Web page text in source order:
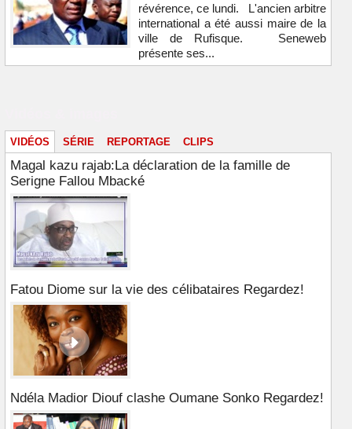
révérence, ce lundi. L'ancien arbitre
international a été aussi maire de la
ville de Rufisque. Seneweb
présente ses...
VIDÉOS SÉRIE REPORTAGE CLIPS
Magal kazu rajab:La déclaration de la famille de
Serigne Fallou Mbacké
Fatou Diome sur la vie des célibataires Regardez!
Ndéla Madior Diouf clashe Oumane Sonko Regardez!